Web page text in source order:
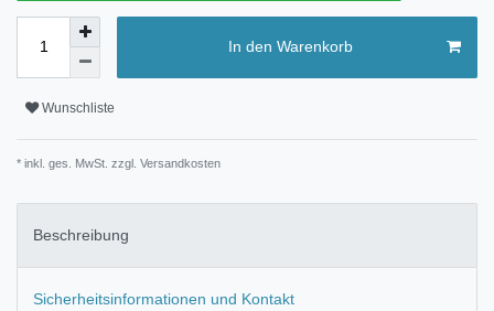
In den Warenkorb
Wunschliste
* inkl. ges. MwSt. zzgl. Versandkosten
Beschreibung
Sicherheitsinformationen und Kontakt